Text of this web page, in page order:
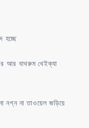
হচ্ছে
আর বাথরুম থেইক্যা
নগ্ন না তাওয়েল জড়িয়ে